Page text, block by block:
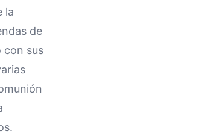
la
de
con sus